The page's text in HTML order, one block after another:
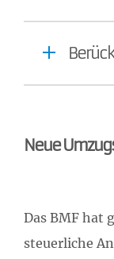
Neue
Das BMF hat
steuerliche